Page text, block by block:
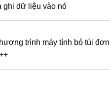
ghi dữ liệu vào nó
trình máy tính bỏ túi